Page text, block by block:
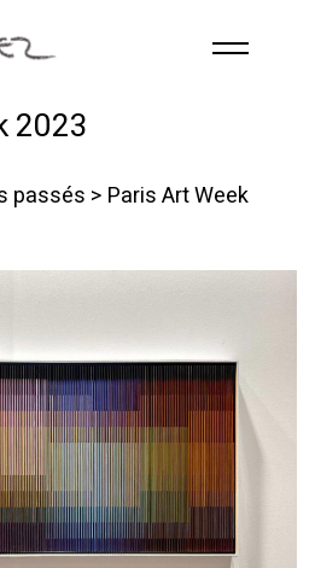
main content
2023
passés > Paris Art Week